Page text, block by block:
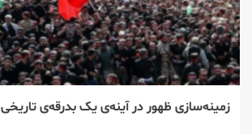
زمینه‌سازی ظهور در آینه‌ی یک بدرقه‌ی تاریخی